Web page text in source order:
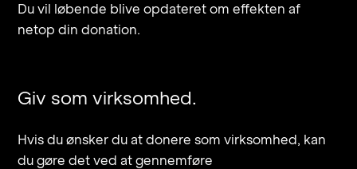
Du vil løbende blive opdateret om effekten af
netop din donation.
Giv som virksomhed.
Hvis du ønsker du at donere som virksomhed, kan
du gøre det ved at gennemføre